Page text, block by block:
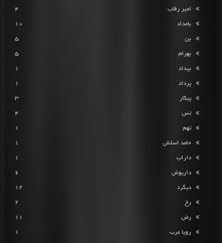
امیر رقاب 4
بامداد 10
بن 5
بهرام 5
بیداد 1
پرداد 1
پیکار 3
تس 4
تهم 1
حامد اسلش 1
داراب 1
داریوش 6
دیگرد 12
رخ 2
رض 11
رویا عرب 1